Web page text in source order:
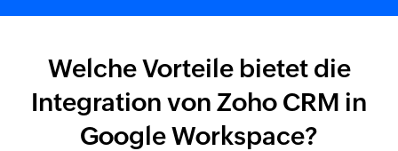
Welche Vorteile bietet die
Integration von Zoho CRM in
Google Workspace?